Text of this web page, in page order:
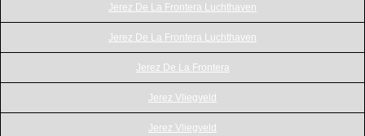
Jerez De La Frontera Luchthaven
Jerez De La Frontera Luchthaven
Jerez De La Frontera
Jerez Vliegveld
Jerez Vliegveld